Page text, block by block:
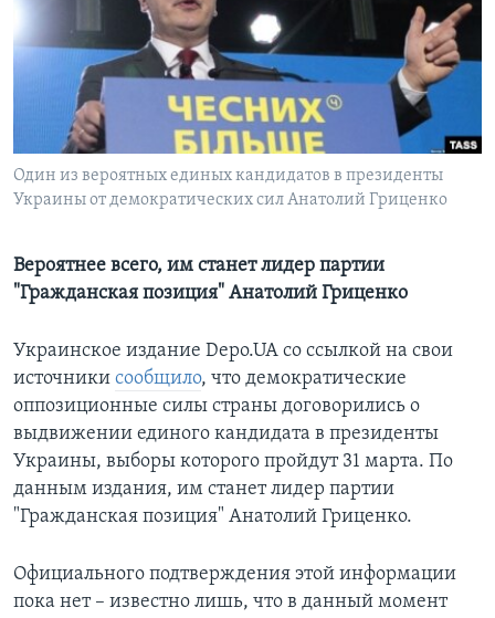
Learning English
СОЦИАЛЬНЫЕ СЕТИ
Языки
Один из вероятных единых кандидатов в президенты
Украины от демократических сил Анатолий Гриценко
Вероятнее всего, им станет лидер партии
"Гражданская позиция" Анатолий Гриценко
Украинское издание Depo.UA со ссылкой на свои
источники сообщило, что демократические
оппозиционные силы страны договорились о
выдвижении единого кандидата в президенты
Украины, выборы которого пройдут 31 марта. По
данным издания, им станет лидер партии
"Гражданская позиция" Анатолий Гриценко.
Официального подтверждения этой информации
пока нет – известно лишь, что в данный момент